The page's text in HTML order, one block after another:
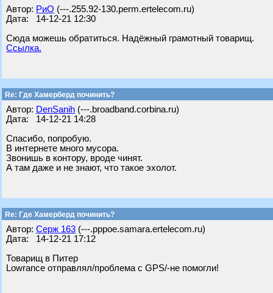
Автор: РиО (---.255.92-130.perm.ertelecom.ru)
Дата: 14-12-21 12:30
Сюда можешь обратиться. Надёжный грамотный товарищ.
Ссылка.
Re: Где Хамерберд починить?
Автор: DenSanih (---.broadband.corbina.ru)
Дата: 14-12-21 14:28
Спасибо, попробую.
В интернете много мусора.
Звонишь в контору, вроде чинят.
А там даже и не знают, что такое эхолот.
Re: Где Хамерберд починить?
Автор: Серж 163 (---.pppoe.samara.ertelecom.ru)
Дата: 14-12-21 17:12
Товарищ в Питер
Lowrance отправлял/проблема с GPS/-не помогли!